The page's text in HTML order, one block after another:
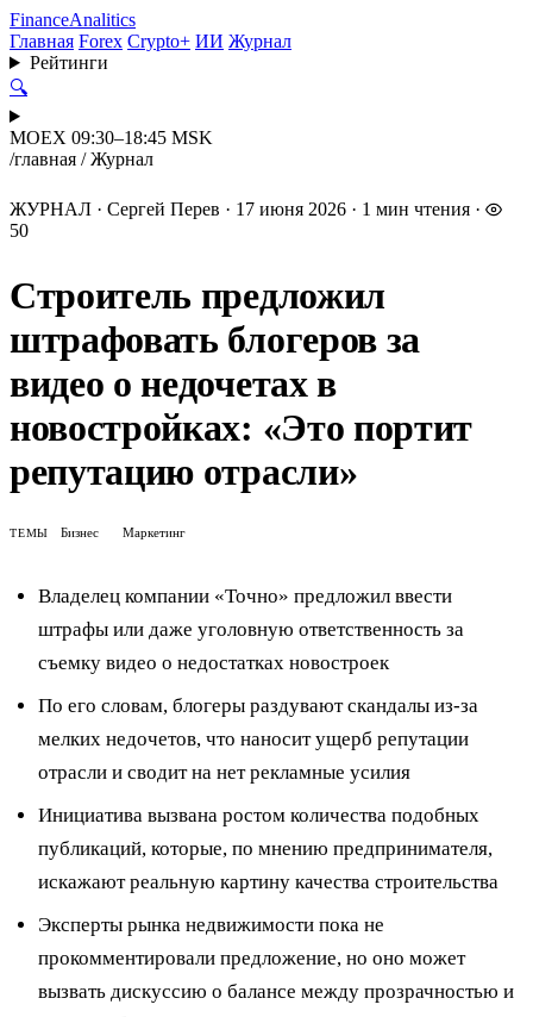
FinanceAnalitics
Главная Forex Crypto+ ИИ Журнал
Рейтинги
🔍
MOEX 09:30–18:45 MSK
/главная / Журнал
ЖУРНАЛ · Сергей Перев · 17 июня 2026 · 1 мин чтения ·
50
Строитель предложил
штрафовать блогеров за
видео о недочетах в
новостройках: «Это портит
репутацию отрасли»
ТЕМЫ Бизнес Маркетинг
Владелец компании «Точно» предложил ввести
штрафы или даже уголовную ответственность за
съемку видео о недостатках новостроек
По его словам, блогеры раздувают скандалы из-за
мелких недочетов, что наносит ущерб репутации
отрасли и сводит на нет рекламные усилия
Инициатива вызвана ростом количества подобных
публикаций, которые, по мнению предпринимателя,
искажают реальную картину качества строительства
Эксперты рынка недвижимости пока не
прокомментировали предложение, но оно может
вызвать дискуссию о балансе между прозрачностью и